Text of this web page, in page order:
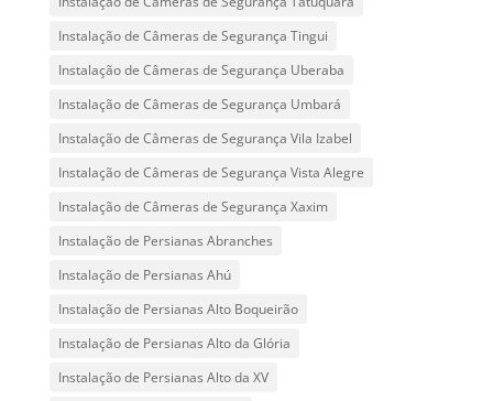
Instalação de Câmeras de Segurança Tingui
Instalação de Câmeras de Segurança Uberaba
Instalação de Câmeras de Segurança Umbará
Instalação de Câmeras de Segurança Vila Izabel
Instalação de Câmeras de Segurança Vista Alegre
Instalação de Câmeras de Segurança Xaxim
Instalação de Persianas Abranches
Instalação de Persianas Ahú
Instalação de Persianas Alto Boqueirão
Instalação de Persianas Alto da Glória
Instalação de Persianas Alto da XV